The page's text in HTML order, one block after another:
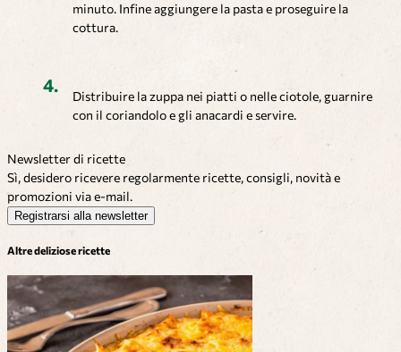
minuto. Infine aggiungere la pasta e proseguire la
cottura.
Distribuire la zuppa nei piatti o nelle ciotole, guarnire
con il coriandolo e gli anacardi e servire.
Newsletter di ricette
Sì, desidero ricevere regolarmente ricette, consigli, novità e
promozioni via e-mail.
Registrarsi alla newsletter
Altre deliziose ricette